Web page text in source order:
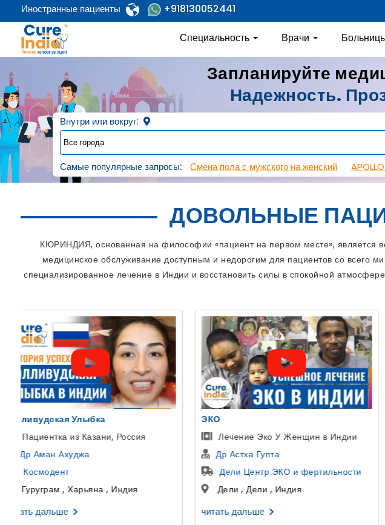
Иностранные пациенты +918130052441
Специальность Врачи
Запланируйте
Надежность.
Внутри или вокруг:
Самые популярные запросы: Смена пола с мужского на женский
ДОВОЛЬНЫЕ
КЮРИНДИЯ, основанная на философии «пациент на первом месте», является
медицинское обслуживание доступным и недорогим для пациентов со всего
специализированное лечение в Индии и восстановить силы в спокойной
ЭКО
Лечение Эко У Женщин в Индии
Др Астха Гупта
Дели Центр ЭКО и фертильности
Дели , Дели , Индия
читать дальше
Пересадка Печени Детям В Индии
Др Гирирадж Бора
Артемис больница
Гургаон , Харьяны , Индия
читать дальше